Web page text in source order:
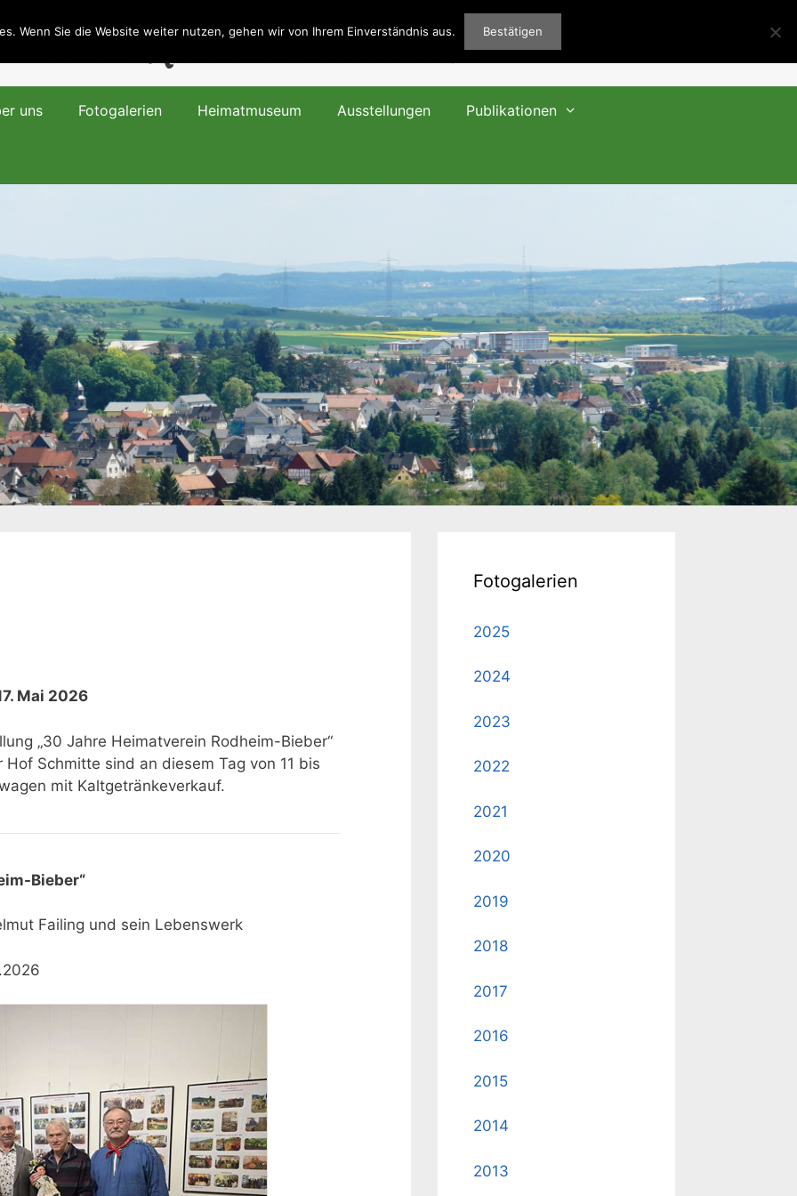
Rodheim-Bieber e.V.
uns Fotogalerien Heimatmuseum Ausstellungen Publikationen
Mai 2026
„30 Jahre Heimatverein Rodheim-Bieber“
Schmitte sind an diesem Tag von 11 bis
mit Kaltgetränkeverkauf.
Bieber“
Failing und sein Lebenswerk
Fotogalerien
2025
2024
2023
2022
2021
2020
2019
2018
2017
2016
2015
2014
2013
Wenn Sie die Website weiter nutzen, gehen wir von Ihrem Einverständnis aus. Bestätigen